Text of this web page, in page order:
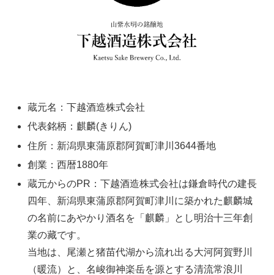
蔵元名：下越酒造株式会社
代表銘柄：麒麟(きりん)
住所：新潟県東蒲原郡阿賀町津川3644番地
創業：西暦1880年
蔵元からのPR：下越酒造株式会社は鎌倉時代の建長
四年、新潟県東蒲原郡阿賀町津川に築かれた麒麟城
の名前にあやかり酒名を「麒麟」とし明治十三年創
業の藏です。
当地は、尾瀬と猪苗代湖から流れ出る大河阿賀野川
（暖流）と、名峻御神楽岳を源とする清流常浪川